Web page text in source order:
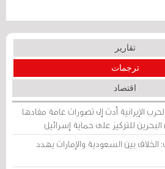
تقارير
ترجمات
اقتصاد
الإيرانية أدت إلى تصورات عامة مفادها
للتركيز على حماية إسرائيل
بين السعودية والإمارات يهدد